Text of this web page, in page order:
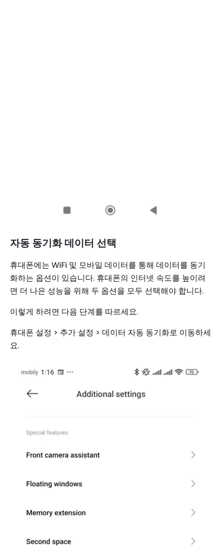
자동 동기화 데이터 선택
휴대폰에는 WiFi 및 모바일 데이터를 통해 데이터를 동기
화하는 옵션이 있습니다. 휴대폰의 인터넷 속도를 높이려
면 더 나은 성능을 위해 두 옵션을 모두 선택해야 합니다.
이렇게 하려면 다음 단계를 따르세요.
휴대폰 설정 > 추가 설정 > 데이터 자동 동기화로 이동하세
요.